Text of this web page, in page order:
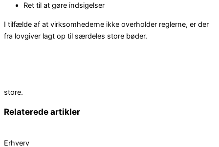
Ret til at gøre indsigelser
I tilfælde af at virksomhederne ikke overholder reglerne, er der
fra lovgiver lagt op til særdeles store bøder.
store.
Relaterede artikler
Erhverv